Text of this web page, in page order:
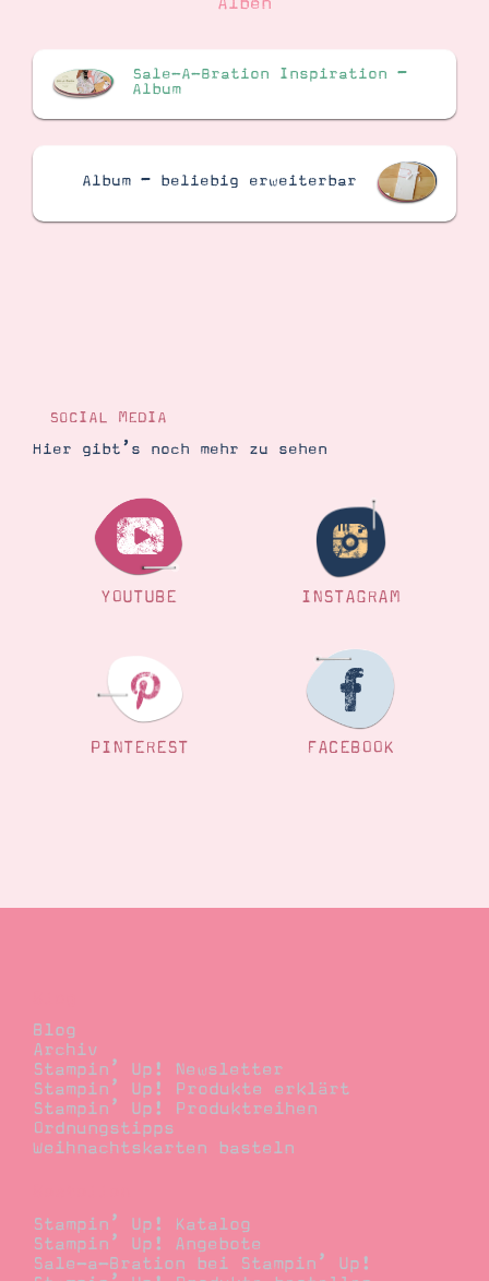
Sale-A-Bration Inspiration –
Album
Album – beliebig erweiterbar
SOCIAL MEDIA
Hier gibt’s noch mehr zu sehen
YOUTUBE INSTAGRAM
PINTEREST FACEBOOK
Blog
Archiv
Stampin’ Up! Newsletter
Stampin’ Up! Produkte erklärt
Stampin’ Up! Produktreihen
Ordnungstipps
Weihnachtskarten basteln
Stampin’ Up! Katalog
Stampin’ Up! Angebote
Sale-a-Bration bei Stampin’ Up!